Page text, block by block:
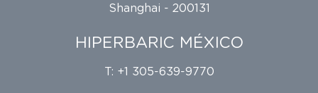
Shanghai - 200131
HIPERBARIC MÉXICO
T: +1 305-639-9770